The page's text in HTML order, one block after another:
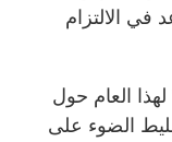
في الالتزام
العام حول
الضوء على